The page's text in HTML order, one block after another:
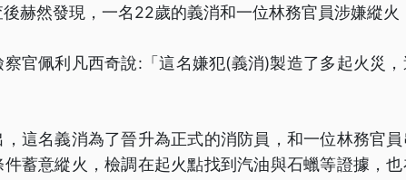
赫然發現，一名22歲的義消和一位林務官員涉嫌縱
官佩利凡西奇說:「這名嫌犯(義消)製造了多起火災
這名義消為了晉升為正式的消防員，和一位林務官
蓄意縱火，檢調在起火點找到汽油與石蠟等證據，